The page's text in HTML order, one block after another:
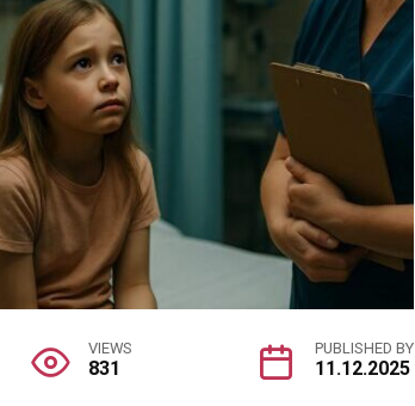
VIEWS
831
PUBLISHED BY
11.12.2025